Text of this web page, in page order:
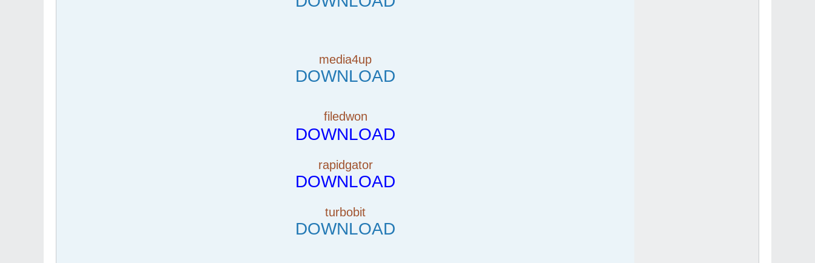
media4up
DOWNLOAD
filedwon
DOWNLOAD
rapidgator
DOWNLOAD
turbobit
DOWNLOAD